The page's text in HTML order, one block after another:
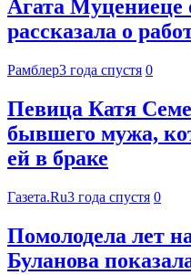
Агата Муцениеце
рассказала о
Рамблер3 года спустя 0
Певица Катя
бывшего мужа,
ей в браке
Газета.Ru3 года спустя 0
Помолодела лет
Буланова